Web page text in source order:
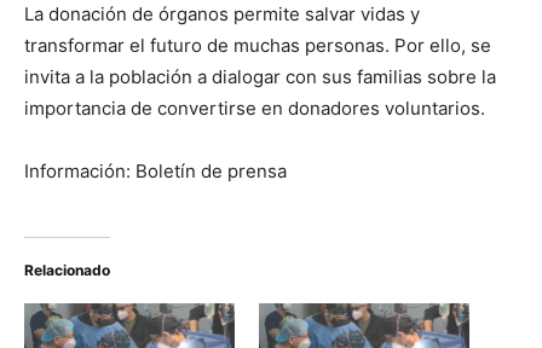
La donación de órganos permite salvar vidas y
transformar el futuro de muchas personas. Por ello, se
invita a la población a dialogar con sus familias sobre la
importancia de convertirse en donadores voluntarios.
Información: Boletín de prensa
Relacionado